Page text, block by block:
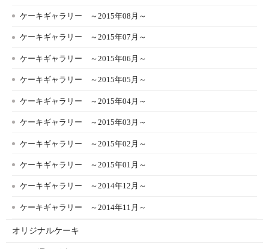
ケーキギャラリー ～2015年08月～
ケーキギャラリー ～2015年07月～
ケーキギャラリー ～2015年06月～
ケーキギャラリー ～2015年05月～
ケーキギャラリー ～2015年04月～
ケーキギャラリー ～2015年03月～
ケーキギャラリー ～2015年02月～
ケーキギャラリー ～2015年01月～
ケーキギャラリー ～2014年12月～
ケーキギャラリー ～2014年11月～
オリジナルケーキ